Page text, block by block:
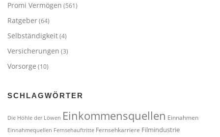
Promi Vermögen (561)
Ratgeber(64)
Selbständigkeit(4)
Versicherungen (3)
Vorsorge (10)
SCHLAGWÖRTER
Die Höhle der Löwen Einkommensquellen Einnahmen
Einnahmequellen Fernsehauftritte Fernsehkarriere Filmindustrie